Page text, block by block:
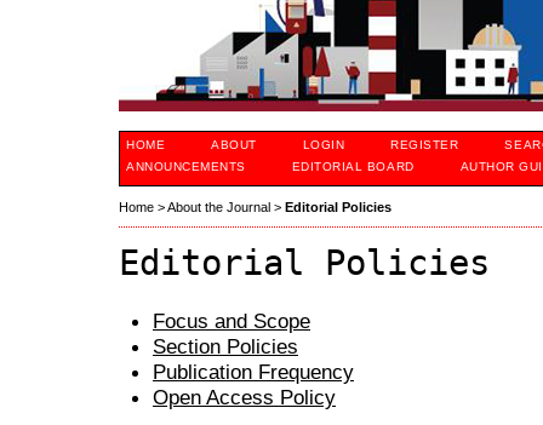
HOME ABOUT LOGIN REGISTER
ANNOUNCEMENTS
EDITORIAL BOARD AUTHOR
Home >About the Journal > Editorial Policies
Editorial Policies
Focus and Scope
Section Policies
Publication Frequency
Open Access Policy